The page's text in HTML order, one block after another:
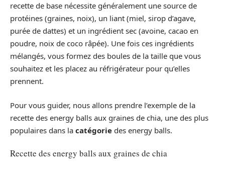
recette de base nécessite généralement une source de
protéines (graines, noix), un liant (miel, sirop d’agave,
purée de dattes) et un ingrédient sec (avoine, cacao en
poudre, noix de coco râpée). Une fois ces ingrédients
mélangés, vous formez des boules de la taille que vous
souhaitez et les placez au réfrigérateur pour qu’elles
prennent.
Pour vous guider, nous allons prendre l’exemple de la
recette des energy balls aux graines de chia, une des plus
populaires dans la catégorie des energy balls.
Recette des energy balls aux graines de chia